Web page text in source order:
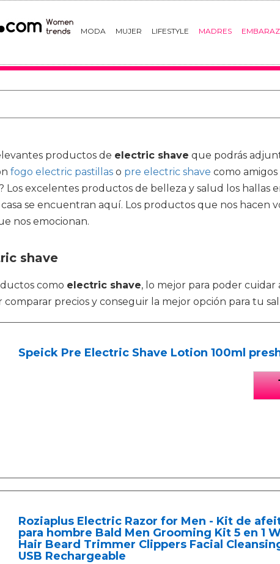
MODA MUJER LIFESTYLE MADRES
productos de electric shave que podrás
fogo electric pastillas o pre electric shave como
Los excelentes productos de belleza y salud los hallas
se encuentran aquí. Los productos que nos hacen
nos emocionan.
shave
como electric shave, lo mejor para poder cuidar
precios y conseguir la mejor opción para tu
Speick Pre Electric Shave Lotion 100ml
Roziaplus Electric Razor for Men - Kit de
para hombre Bald Men Grooming Kit 5 en 1
Hair Beard Trimmer Clippers Facial
USB Rechargeable